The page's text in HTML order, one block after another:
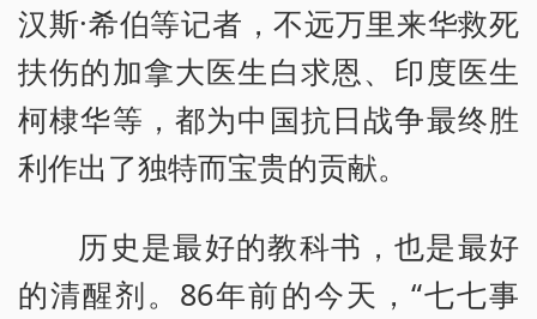
汉斯·希伯等记者，不远万里来华救死
扶伤的加拿大医生白求恩、印度医生
柯棣华等，都为中国抗日战争最终胜
利作出了独特而宝贵的贡献。
历史是最好的教科书，也是最好
的清醒剂。86年前的今天，“七七事